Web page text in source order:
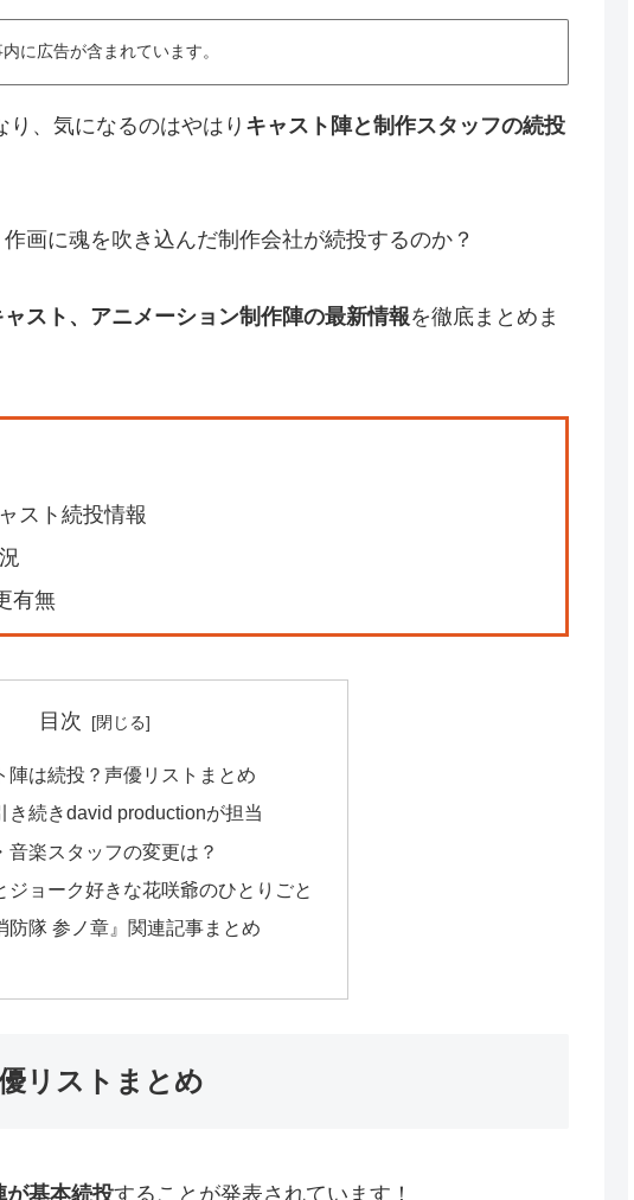
に広告が含まれています。
り、気になるのはやはり キャスト陣と制作スタッフの続投
画に魂を吹き込んだ制作会社が続投するのか？
スト、アニメーション制作陣の最新情報を徹底まとめま
スト続投情報
有無
目次
陣は続投？声優リストまとめ
き続きdavid productionが担当
音楽スタッフの変更は？
ジョーク好きな花咲爺のひとりごと
防隊 参ノ章』関連記事まとめ
リストまとめ
が基本続投することが発表されています！